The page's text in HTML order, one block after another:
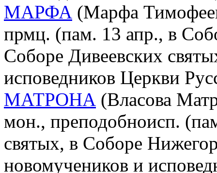
МАРФА (Марфа
прмц. (пам. 13 апр., в
Соборе Дивеевских
исповедников Церкви
МАТРОНА (Власова
мон., преподобноисп.
святых, в Соборе
новомучеников и